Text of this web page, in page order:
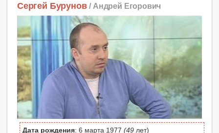
Сергей Бурунов / Андрей Егорович
Дата рождения: 6 марта 1977 (49 лет)